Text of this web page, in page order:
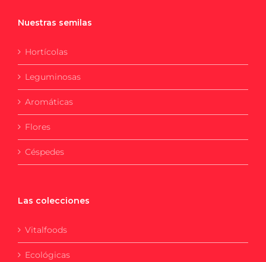
Nuestras semilas
Hortícolas
Leguminosas
Aromáticas
Flores
Céspedes
Las colecciones
Vitalfoods
Ecológicas